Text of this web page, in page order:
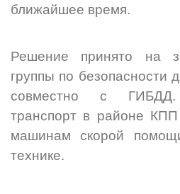
ближайшее время.
Решение принято на
группы по безопасности
совместно с ГИБДД.
транспорт в районе КПП
машинам скорой
технике.